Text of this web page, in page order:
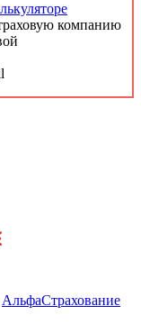
компанию
АльфаСтрахование